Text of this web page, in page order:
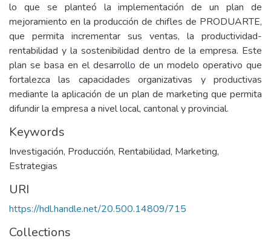
lo que se planteó la implementación de un plan de
mejoramiento en la producción de chifles de PRODUARTE,
que permita incrementar sus ventas, la productividad-
rentabilidad y la sostenibilidad dentro de la empresa. Este
plan se basa en el desarrollo de un modelo operativo que
fortalezca las capacidades organizativas y productivas
mediante la aplicación de un plan de marketing que permita
difundir la empresa a nivel local, cantonal y provincial.
Keywords
Investigación, Producción, Rentabilidad, Marketing,
Estrategias
URI
https://hdl.handle.net/20.500.14809/715
Collections